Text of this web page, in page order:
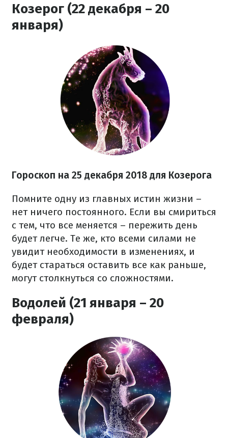
Козерог (22 декабря – 20
января)
Гороскоп на 25 декабря 2018 для Козерога
Помните одну из главных истин жизни –
нет ничего постоянного. Если вы смириться
с тем, что все меняется – пережить день
будет легче. Те же, кто всеми силами не
увидит необходимости в изменениях, и
будет стараться оставить все как раньше,
могут столкнуться со сложностями.
Водолей (21 января – 20
февраля)